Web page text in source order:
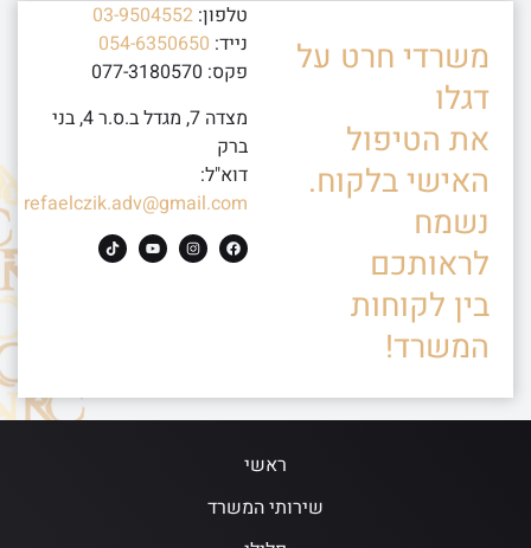
משרדי חרט על
דגלו
את הטיפול
האישי בלקוח.
נשמח
לראותכם
בין לקוחות
המשרד!
טלפון: 03-9504552
נייד: 054-6350650
פקס: 077-3180570
מצדה 7, מגדל ב.ס.ר 4, בני
ברק
דוא"ל:
refaelczik.adv@gmail.com
ראשי
שירותי המשרד